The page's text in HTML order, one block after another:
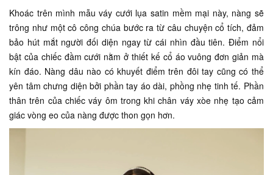
Khoác trên mình mẫu váy cưới lụa satin mềm mại này, nàng sẽ
trông như một cô công chúa bước ra từ câu chuyện cổ tích, đảm
bảo hút mắt người đối diện ngay từ cái nhìn đầu tiên. Điểm nổi
bật của chiếc đầm cưới nằm ở thiết kế cổ áo vuông đơn giản mà
kín đáo. Nàng dâu nào có khuyết điểm trên đôi tay cũng có thể
yên tâm chưng diện bởi phần tay áo dài, phồng nhẹ tinh tế. Phần
thân trên của chiếc váy ôm trong khi chân váy xòe nhẹ tạo cảm
giác vòng eo của nàng được thon gọn hơn.